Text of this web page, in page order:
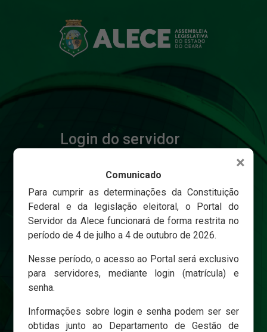
Login do servidor
Senha
Esqueci minha senha
×
Comunicado
Para cumprir as determinações da Constituição
Federal e da legislação eleitoral, o Portal do
Servidor da Alece funcionará de forma restrita no
período de 4 de julho a 4 de outubro de 2026.
Nesse período, o acesso ao Portal será exclusivo
para servidores, mediante login (matrícula) e
senha.
Informações sobre login e senha podem ser ser
obtidas junto ao Departamento de Gestão de